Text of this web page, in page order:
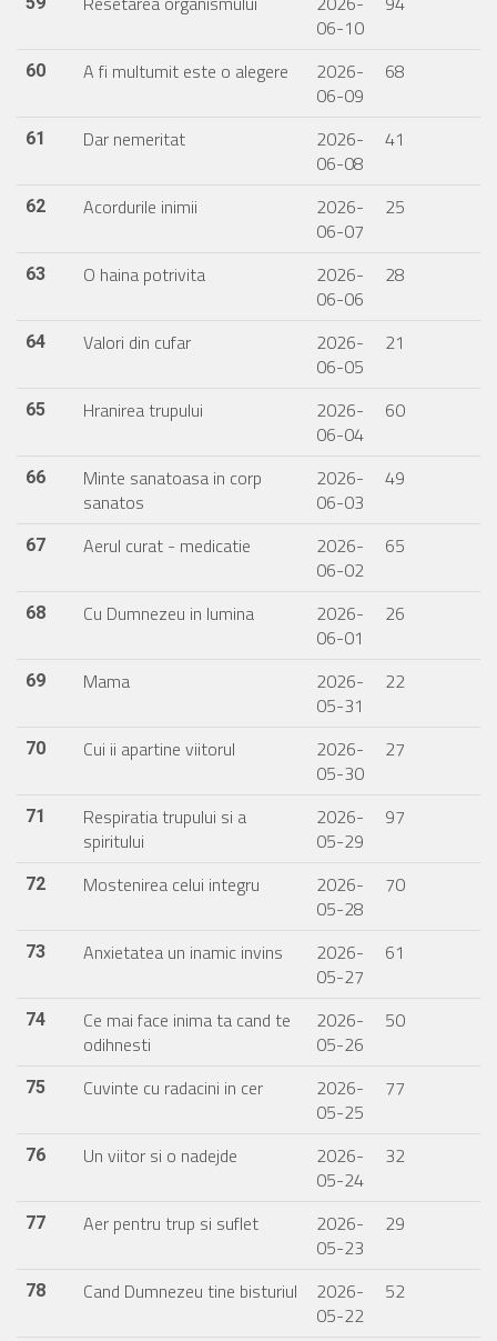
06-10
60 A fi multumit este o alegere
2026-
06-09
68
61 Dar nemeritat
2026-
06-08
41
62 Acordurile inimii
2026-
06-07
25
63 O haina potrivita
2026-
06-06
28
64 Valori din cufar
2026-
06-05
21
65 Hranirea trupului
2026-
06-04
60
66
Minte sanatoasa in corp
sanatos
2026-
06-03
49
67 Aerul curat - medicatie
2026-
06-02
65
68 Cu Dumnezeu in lumina
2026-
06-01
26
69 Mama
2026-
05-31
22
70 Cui ii apartine viitorul
2026-
05-30
27
71
Respiratia trupului si a
spiritului
2026-
05-29
97
72 Mostenirea celui integru
2026-
05-28
70
73 Anxietatea un inamic invins
2026-
05-27
61
74
Ce mai face inima ta cand te
odihnesti
2026-
05-26
50
75 Cuvinte cu radacini in cer
2026-
05-25
77
76 Un viitor si o nadejde
2026-
05-24
32
77 Aer pentru trup si suflet
2026-
05-23
29
78 Cand Dumnezeu tine bisturiul
2026-
05-22
52